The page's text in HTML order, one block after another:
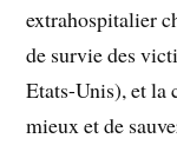
extrahospitalier
de survie des
Etats-Unis), et la
mieux et de